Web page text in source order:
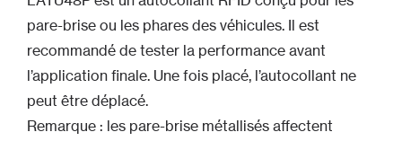
pare-brise ou les phares des véhicules. Il est
recommandé de tester la performance avant
l’application finale. Une fois placé, l’autocollant ne
peut être déplacé.
Remarque : les pare-brise métallisés affectent